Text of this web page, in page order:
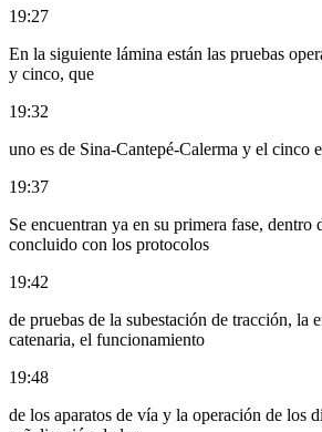
19:27
En la siguiente lámina están las pruebas
y cinco, que
19:32
uno es de Sina-Cantepé-Calerma y el cinco
19:37
Se encuentran ya en su primera fase, dentro
concluido con los protocolos
19:42
de pruebas de la subestación de tracción, la
catenaria, el funcionamiento
19:48
de los aparatos de vía y la operación de los